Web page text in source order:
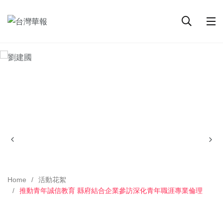
Home
活動花絮
推動青年誠信教育 縣府結合企業參訪深化青年職涯專業倫理